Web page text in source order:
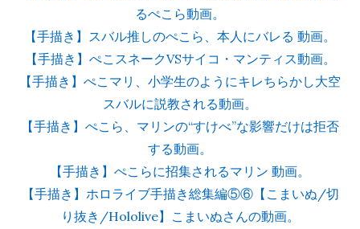
るぺこら動画。
【手描き】スバル推しのぺこら、本人にバレる 動画。
【手描き】ぺこスネークVSサイコ・マンティス動画。
【手描き】ぺこマリ、小学生のようにキレちらかし大空
スバルに説教される動画。
【手描き】ぺこら、マリンの“すけべ”な影響だけは拒否
する動画。
【手描き】ぺこらに招集されるマリン 動画。
【手描き】ホロライブ手描き総集編⑤⑥【こまいぬ/切
り抜き/Hololive】こまいぬさんの動画。